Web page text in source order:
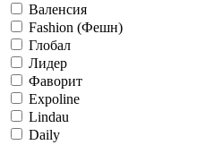
Валенсия
Fashion (Фешн)
Глобал
Лидер
Фаворит
Expoline
Lindau
Daily